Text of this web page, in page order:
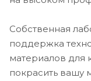
Собственная
поддержка
материалов для
покрасить вашу